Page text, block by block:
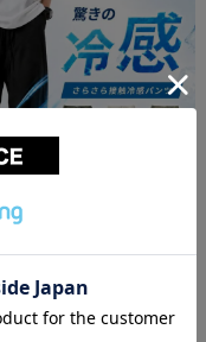
¥2,400(税込)